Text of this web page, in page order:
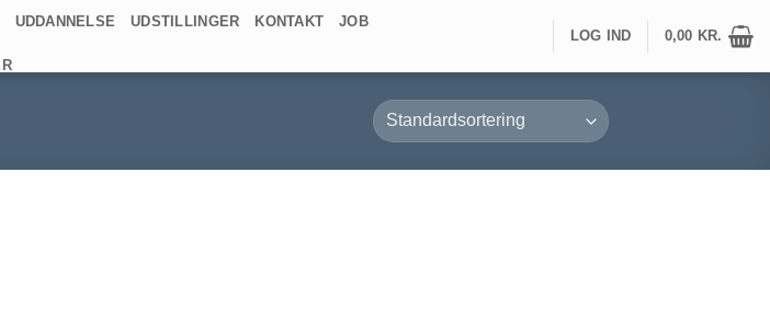
UDDANNELSE UDSTILLINGER KONTAKT JOB
LOG IND 0,00 KR.